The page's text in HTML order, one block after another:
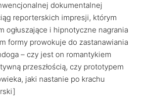
dokumentalnej
reporterskich impresji, którym
ogłuszające i hipnotyczne nagrania
formy prowokuje do zastanawiania
– czy jest on romantykiem
przeszłością, czy prototypem
jaki nastanie po krachu